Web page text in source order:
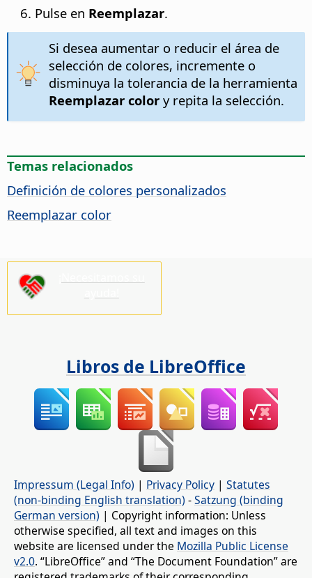
Pulse en Reemplazar.
Si desea aumentar o reducir el área de
selección de colores, incremente o
disminuya la tolerancia de la herramienta
Reemplazar colory repita la selección.
Temas relacionados
Definición de colores personalizados
Reemplazar color
Libros de LibreOffice
Impressum (Legal Info) | Privacy Policy | Statutes
(non-binding English translation) -Satzung (binding
German version) | Copyright information: Unless
otherwise specified, all text and images on this
website are licensed under the Mozilla Public License
v2.0. “LibreOffice” and “The Document Foundation” are